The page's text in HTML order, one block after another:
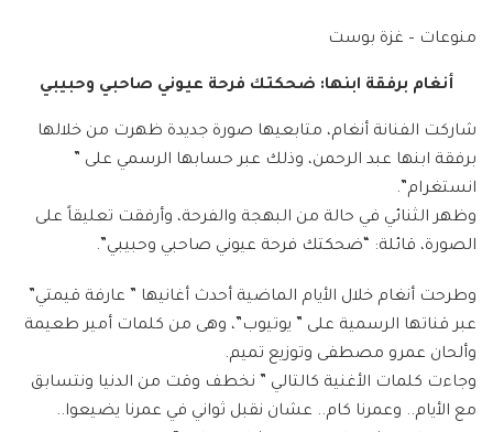
منوعات – غزة بوست
أنغام برفقة ابنها: ضحكتك فرحة عيوني صاحبي وحبيبي
شاركت الفنانة أنغام، متابعيها صورة جديدة ظهرت من خلالها
برفقة ابنها عبد الرحمن، وذلك عبر حسابها الرسمي على ”
انستغرام”.
وظهر الثنائي في حالة من البهجة والفرحة، وأرفقت تعليقاً على
الصورة، قائلة: “ضحكتك فرحة عيوني صاحبي وحبيبي”.
وطرحت أنغام خلال الأيام الماضية أحدث أغانيها ” عارفة قيمتي”
عبر قناتها الرسمية على ” يوتيوب”، وهى من كلمات أمير طعيمة
وألحان عمرو مصطفى وتوزيع تميم.
وجاءت كلمات الأغنية كالتالي ” نخطف وقت من الدنيا ونتسابق
مع الأيام.. وعمرنا كام.. عشان نقبل ثواني في عمرنا يضيعوا..